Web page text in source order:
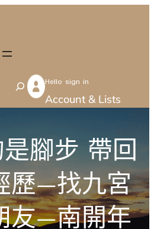
S
e
r
c
h
Hello sign in
Account & Lists
腳步 帶回
歷—找九宮
友—南開年